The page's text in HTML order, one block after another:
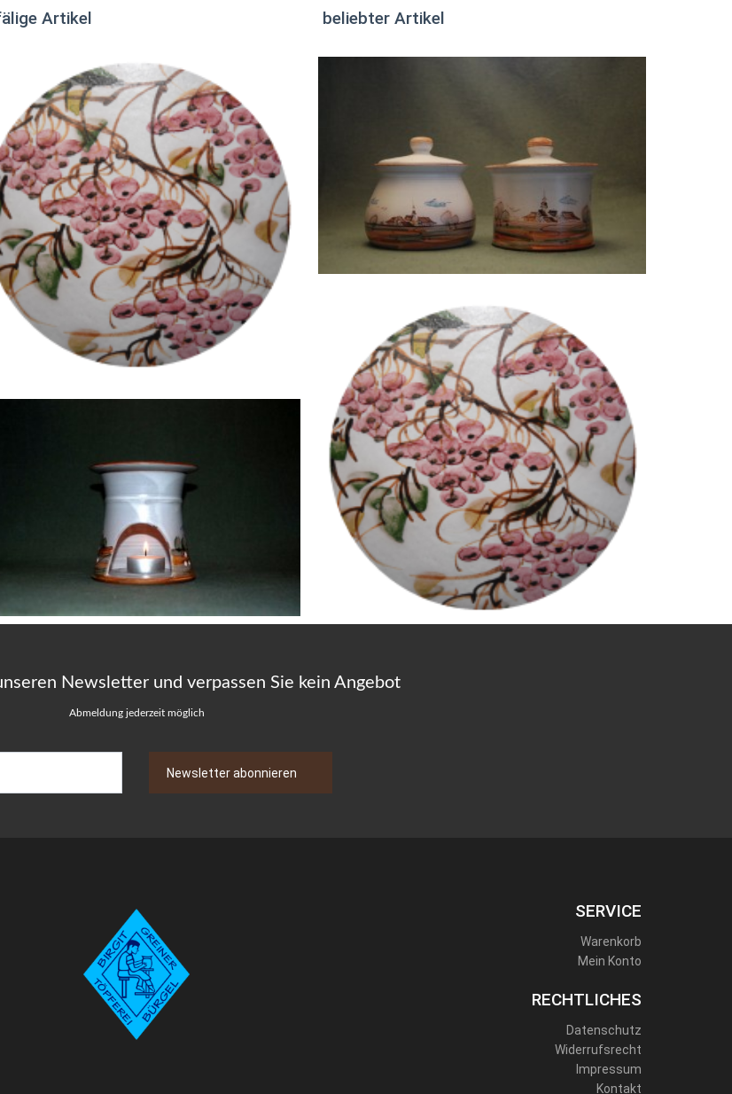
Artikel beliebter Artikel
Newsletter und verpassen Sie kein Angebot
Abmeldung jederzeit möglich
SERVICE
Warenkorb
Mein Konto
RECHTLICHES
Datenschutz
Widerrufsrecht
Impressum
Kontakt